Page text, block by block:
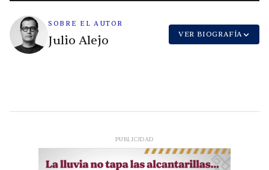
SOBRE EL AUTOR
Julio Alejo VER BIOGRAFÍA
PUBLICIDAD